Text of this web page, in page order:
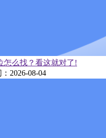
怎么找？看这就对了!
2026-08-04